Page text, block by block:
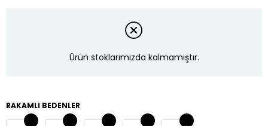
Ürün stoklarımızda kalmamıştır.
RAKAMLI BEDENLER